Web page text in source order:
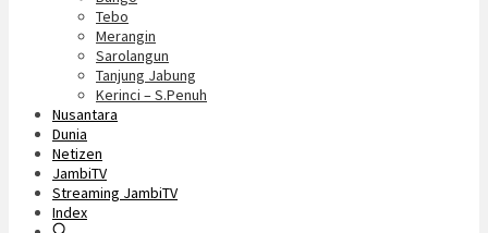
Tebo
Merangin
Sarolangun
Tanjung Jabung
Kerinci – S.Penuh
Nusantara
Dunia
Netizen
JambiTV
Streaming JambiTV
Index